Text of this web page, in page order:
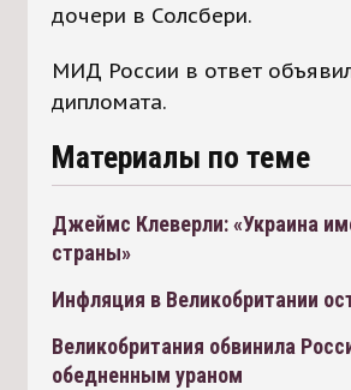
дочери в Солсбери.
МИД России в ответ
дипломата.
Материалы по теме
Джеймс Клеверли: «Украина
страны»
Инфляция в Великобритании
Великобритания обвинила
обедненным ураном